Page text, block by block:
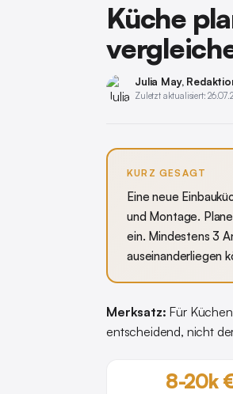
Küche
Julia May,
Zuletzt aktualisiert:
KURZ GESAGT
Eine neue
und Montage.
ein. Mindestens 3
auseinanderliegen
Merksatz: Für
entscheidend, nicht
8-20k €